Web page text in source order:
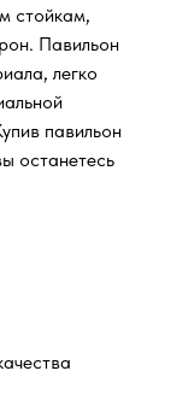
стойкам,
Павильон
легко
павильон
останетесь